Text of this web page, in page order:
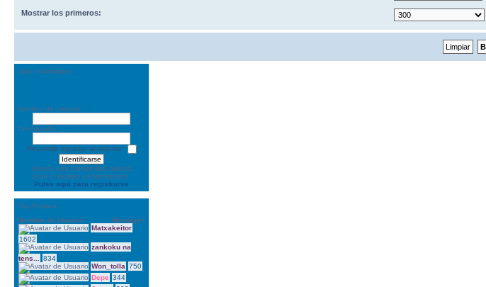
Mostrar los primeros:
User Information
Nombre de Usuario:
Contraseña:
Recuerde ingresar al sistema
Somos una comunidad abierta
todo el mundo es bienvenido.
Pulse aquí para registrarse
Top Posters
Nombre de Usuario
Mensajes
Matxakeitor
1602
zankoku na
tens...
834
Won_tolla 750
Depe 344